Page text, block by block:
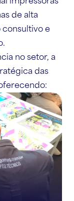
de alta
e
no setor, a
das